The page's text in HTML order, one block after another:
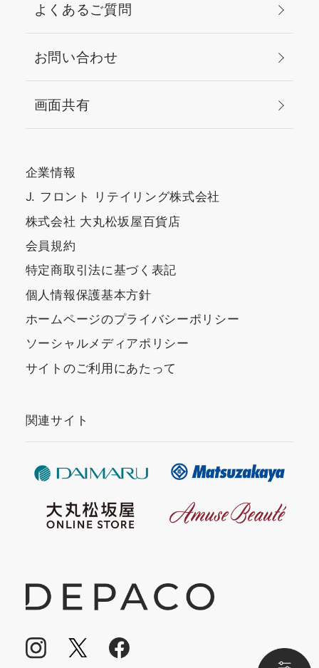
よくあるご質問
お問い合わせ
画面共有
企業情報
J. フロント リテイリング株式会社
株式会社 大丸松坂屋百貨店
会員規約
特定商取引法に基づく表記
個人情報保護基本方針
ホームページのプライバシーポリシー
ソーシャルメディアポリシー
サイトのご利用にあたって
関連サイト